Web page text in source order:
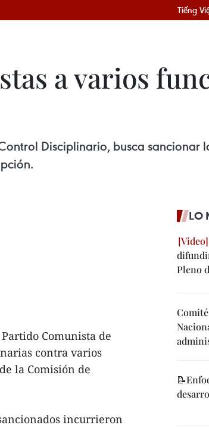
Tiếng
a varios
Disciplinario, busca sancionar
Comunista de
contra varios
la Comisión de
incurrieron
LO
Pleno